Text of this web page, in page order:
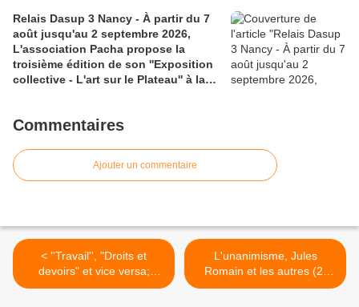
Relais Dasup 3 Nancy - À partir du 7
août jusqu'au 2 septembre 2026,
L'association Pacha propose la
troisième édition de son ''Exposition
collective - L'art sur le Plateau'' à la
Commentaires
Ajouter un commentaire
< ''Travail'', "Droits et
devoirs" et vice versa;
Travail et utopie
L'unanimisme, Jules
Romain et les autres (2)
Poésie et société - 4 liens